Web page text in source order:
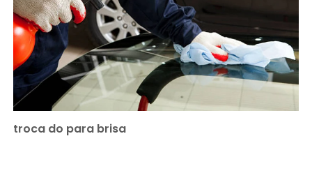
troca do para brisa